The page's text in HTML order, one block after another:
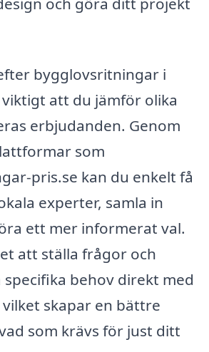
bygglovsritningar i
att du jämför olika
erbjudanden. Genom
som
pris.se kan du enkelt få
experter, samla in
ett mer informerat val.
att ställa frågor och
behov direkt med
skapar en bättre
som krävs för just ditt